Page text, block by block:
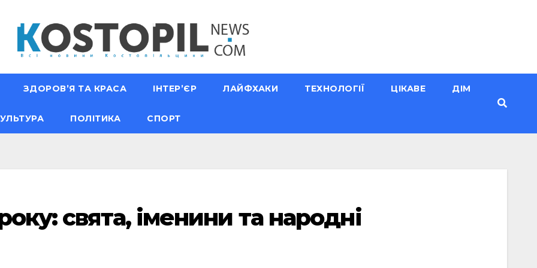
ЗДОРОВ’Я ТА КРАСА ІНТЕР’ЄР ЛАЙФХАКИ ТЕХНОЛОГІЇ ЦІКАВЕ ДІМ
ПОЛІТИКА СПОРТ
свята, іменини та народні